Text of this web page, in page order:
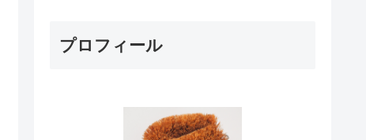
プロフィール